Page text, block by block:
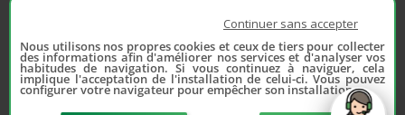
Continuer sans accepter
Nous utilisons nos propres cookies et ceux de tiers pour collecter
des informations afin d'améliorer nos services et d'analyser vos
habitudes de navigation. Si vous continuez à naviguer, cela
implique l'acceptation de l'installation de celui-ci. Vous pouvez
configurer votre navigateur pour empêcher son installation.